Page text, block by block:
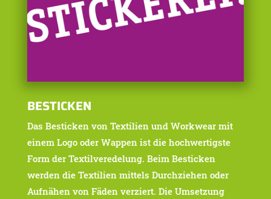
BESTICKEN
Das Besticken von Textilien und Workwear mit
einem Logo oder Wappen ist die hochwertigste
Form der Textilveredelung. Beim Besticken
werden die Textilien mittels Durchziehen oder
Aufnähen von Fäden verziert. Die Umsetzung